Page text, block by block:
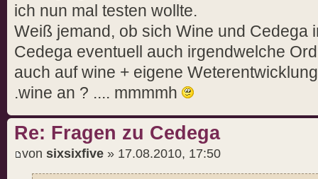
ich nun mal testen wollte.
Weiß jemand, ob sich Wine und Cedega
Cedega eventuell auch irgendwelche
auch auf wine + eigene
.wine an ? .... mmmmh
Re: Fragen zu Cedega
von sixsixfive » 17.08.2010, 17:50